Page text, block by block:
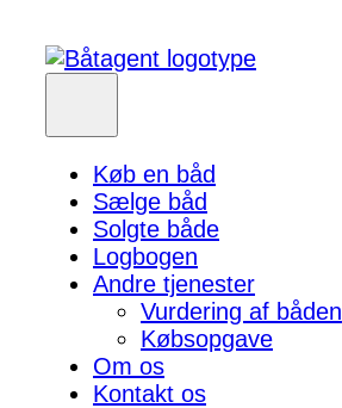
Køb en båd
Sælge båd
Solgte både
Logbogen
Andre tjenester
Vurdering af båden
Købsopgave
Om os
Kontakt os